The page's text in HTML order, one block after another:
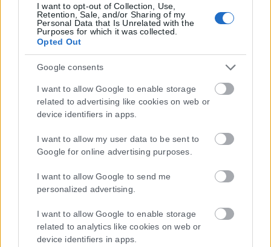
I want to opt-out of Collection, Use,
Retention, Sale, and/or Sharing of my
Personal Data that Is Unrelated with the
Purposes for which it was collected.
Opted Out
Google consents
I want to allow Google to enable storage
related to advertising like cookies on web or
device identifiers in apps.
I want to allow my user data to be sent to
Google for online advertising purposes.
I want to allow Google to send me
personalized advertising.
I want to allow Google to enable storage
related to analytics like cookies on web or
device identifiers in apps.